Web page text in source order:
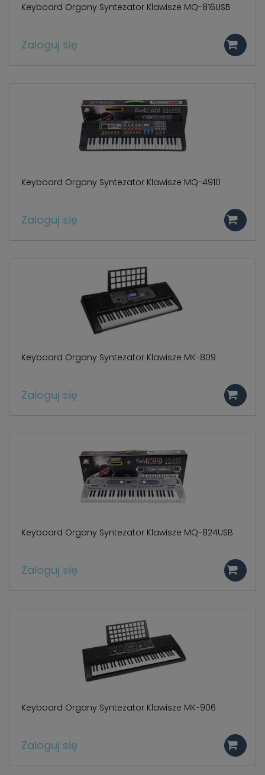
Keyboard Organy Syntezator Klawisze MQ-816USB
Zaloguj się
Keyboard Organy Syntezator Klawisze MQ-4910
Zaloguj się
Keyboard Organy Syntezator Klawisze MK-809
Zaloguj się
Keyboard Organy Syntezator Klawisze MQ-824USB
Zaloguj się
Keyboard Organy Syntezator Klawisze MK-906
Zaloguj się